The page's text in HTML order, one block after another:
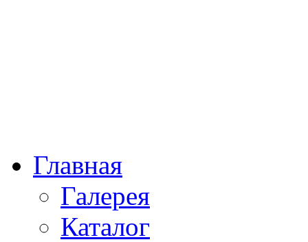
Главная
Галерея
Каталог